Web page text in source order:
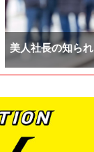
美人社長の知ら